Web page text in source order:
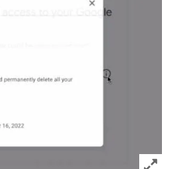
Click to expand Image